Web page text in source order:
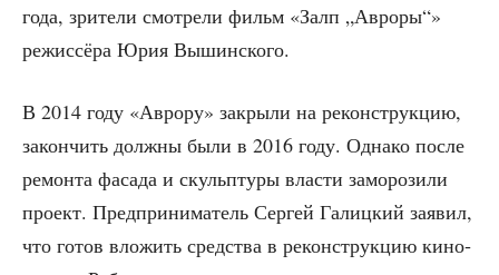
года, зри­те­ли смот­ре­ли фильм «Залп „Авро­ры“»
режис­сё­ра Юрия Вышинского.
В 2014 году «Авро­ру» закры­ли на рекон­струк­цию,
закон­чить долж­ны были в 2016 году. Одна­ко после
ремон­та фаса­да и скульп­ту­ры вла­сти замо­ро­зи­ли
про­ект. Пред­при­ни­ма­тель Сер­гей Галиц­кий заявил,
что готов вло­жить сред­ства в рекон­струк­цию кино­